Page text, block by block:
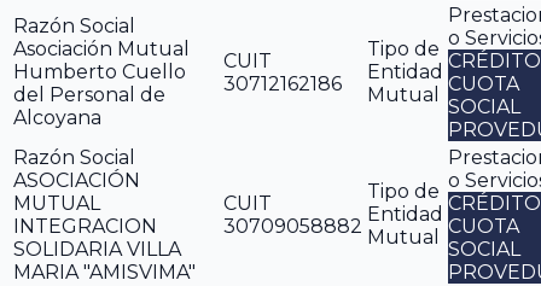
Razón Social
Asociación Mutual
Humberto Cuello
del Personal de
Alcoyana
CUIT
30712162186
Tipo de
Entidad
Mutual
o
CRÉDITO
CUOTA
SOCIAL
Razón Social
ASOCIACIÓN
MUTUAL
INTEGRACION
SOLIDARIA VILLA
MARIA "AMISVIMA"
CUIT
30709058882
Tipo de
Entidad
Mutual
o
CRÉDITO
CUOTA
SOCIAL